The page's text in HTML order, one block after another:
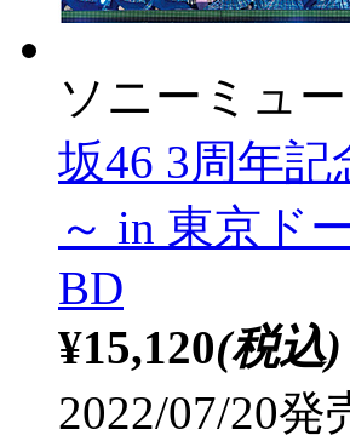
ソニーミュ
坂46 3周年
～ in 東京ド
BD
¥15,120(税込)
2022/07/20発